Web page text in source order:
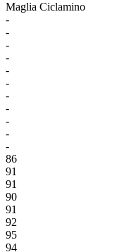
Maglia Ciclamino
-
-
-
-
-
-
-
-
-
-
-
86
91
91
90
91
92
95
94